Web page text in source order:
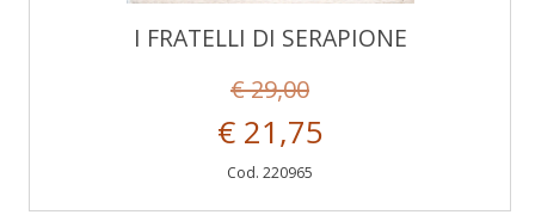
I FRATELLI DI SERAPIONE
€ 29,00
€ 21,75
Cod. 220965